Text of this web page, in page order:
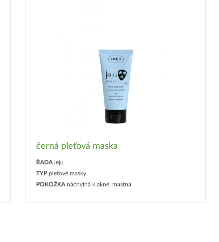
černá pleťová maska
ŘADA jeju
TYP pleťové masky
POKOŽKA náchylná k akné, mastná